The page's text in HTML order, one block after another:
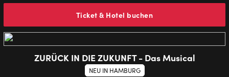
Ticket & Hotel buchen
ZURÜCK IN DIE ZUKUNFT - Das Musical
NEU IN HAMBURG